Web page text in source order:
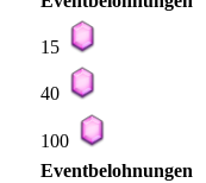
15
40
100
Eventbelohnungen